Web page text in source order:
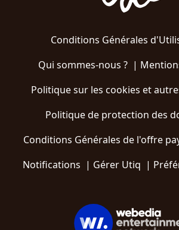
Conditions Générales
Qui sommes-nous ?|
Politique sur les cookies et
Politique de protection des
Conditions Générales de l'offre
Notifications | Gérer Utiq |